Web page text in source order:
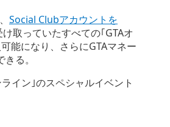
Social Clubアカウントを
取っていたすべての｢GTAオ
能になり、さらにGTAマネー
る。
イン｣のスペシャルイベント